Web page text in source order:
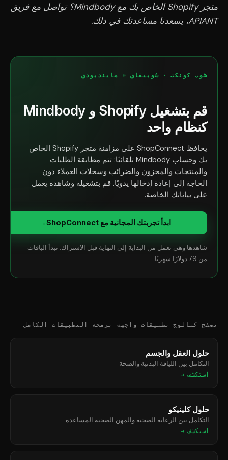
متجر Shopify الخاص بك مع Mindbody؟ تواصل مع فريق
APIANT، يسعدنا مساعدتك في ذلك.
شوب كونكت · شوبيفاي + مايندبودي
قم بتشغيل Shopify و Mindbody
كنظام واحد
يحافظ ShopConnect على مزامنة متجر Shopify الخاص
بك وحساب Mindbody تلقائيًا: تتم مطابقة الطلبات
والمنتجات والمخزون والضرائب وسجلات العملاء دون
الحاجة إلى إعادة إدخالها يدويًا. قم بتشغيله وشاهده يعمل
على بياناتك الخاصة.
ابدأ تجربتك المجانية مع ShopConnect →
شاهدها وهي تعمل من البداية إلى النهاية قبل الاشتراك. تبدأ الباقات
من 79 دولارًا شهريًا.
تصفح كتالوج تطبيقات واجهة برمجة التطبيقات الكامل
حلول العقل والجسم
التكامل بين اللياقة البدنية والصحة
استكشف →
حلول كلينيكو
التكامل بين الرعاية الصحية والمهن الصحية المساعدة
استكشف →